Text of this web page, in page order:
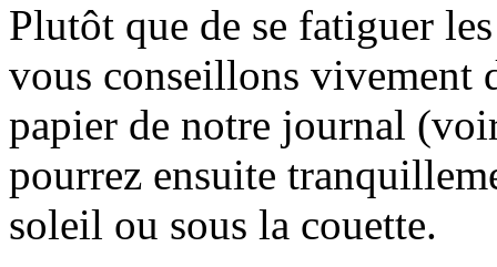
Plutôt que de se fatiguer
vous conseillons vivement
papier de notre journal
pourrez ensuite
soleil ou sous la couette.